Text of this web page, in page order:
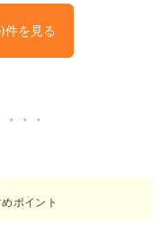
)件を見る
ポイント